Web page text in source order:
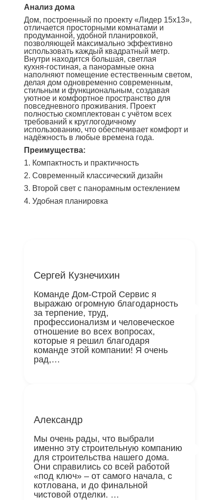
Анализ дома
Дом, построенный по проекту «Лидер 15х13»,
отличается просторными комнатами и
продуманной, удобной планировкой,
позволяющей максимально эффективно
использовать каждый квадратный метр.
Внутри находится большая, светлая
кухня‑гостиная, а панорамные окна
наполняют помещение естественным светом,
делая дом одновременно современным,
стильным и функциональным, создавая
уютное и комфортное пространство для
повседневного проживания. Проект
полностью скомплектован с учётом всех
требований к круглогодичному
использованию, что обеспечивает комфорт и
надёжность в любые времена года.
Преимущества:
1. Компактность и практичность
2. Современный классический дизайн
3. Второй свет с панорамным остеклением
4. Удобная планировка
Сергей Кузнечихин
Команде Дом-Строй Сервис я
выражаю огромную благодарность
за терпение, труд,
профессионализм и человеческое
отношение во всех вопросах,
которые я решил благодаря
команде этой компании! Я очень
рад,…
Александр
Мы очень рады, что выбрали
именно эту строительную компанию
для строительства нашего дома.
Они справились со всей работой
«под ключ» – от самого начала, с
котлована, и до финальной
чистовой отделки. …